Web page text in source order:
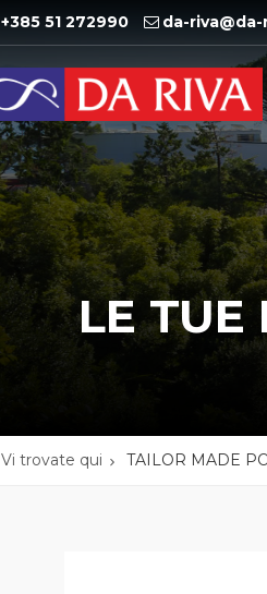
+385 51 272990 da-
LE TUE
Vi trovate qui TAILOR MADE